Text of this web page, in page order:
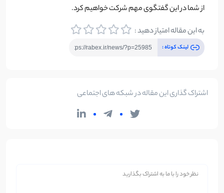
از شما در این گفتگوی مهم شرکت خواهیم کرد.
به این مقاله امتیاز دهید :
لینک کوتاه :
اشتراک گذاری این مقاله در شبکه های اجتماعی